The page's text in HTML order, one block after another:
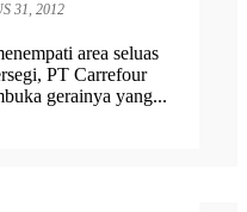
31, 2012
area seluas
PT Carrefour
gerainya yang...